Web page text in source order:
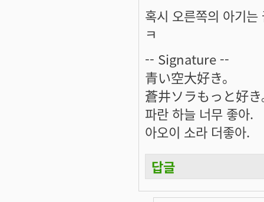
혹시 오른쪽의 아기
ㅋ
-- Signature --
青い空大好き。
蒼井ソラもっと好
파란 하늘 너무 좋아.
아오이 소라 더좋아.
답글